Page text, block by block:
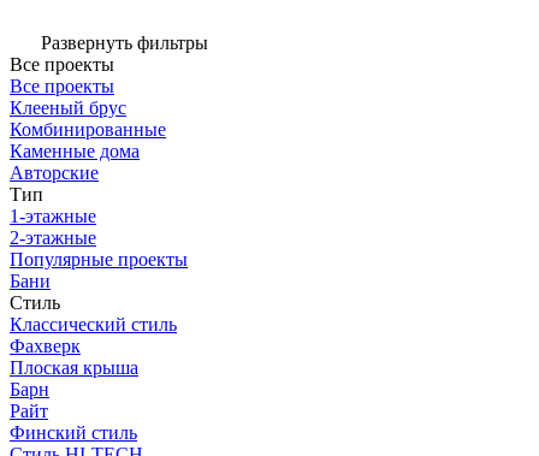
Развернуть фильтры
Все проекты
Все проекты
Клееный брус
Комбинированные
Каменные дома
Авторские
Тип
1-этажные
2-этажные
Популярные проекты
Бани
Стиль
Классический стиль
Фахверк
Плоская крыша
Барн
Райт
Финский стиль